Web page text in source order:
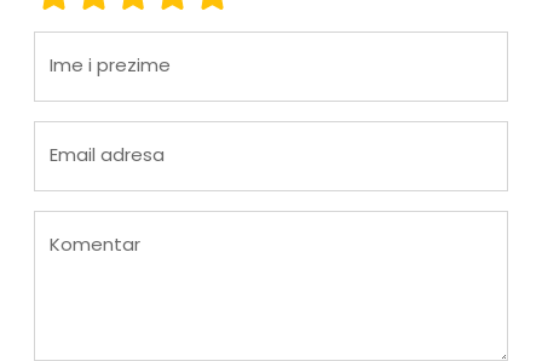
Ime i prezime
Email adresa
Komentar